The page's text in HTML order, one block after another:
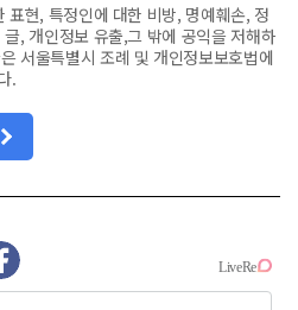
현, 특정인에 대한 비방, 명예훼손, 정
, 개인정보 유출,그 밖에 공익을 저해하
서울특별시 조례 및 개인정보보호법에
.